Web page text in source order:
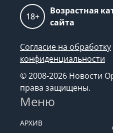
18+
Возрастная
сайта
Согласие на обработку
конфиденциальности
© 2008-2026 Новости
права защищены.
Меню
АРХИВ